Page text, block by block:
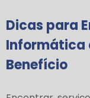
Dicas para
Informática
Benefício